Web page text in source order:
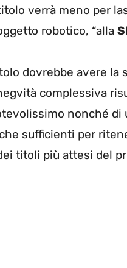
verrà meno per
robotico, “alla
dovrebbe avere
complessiva
nonché di
sufficienti per
titoli più attesi del